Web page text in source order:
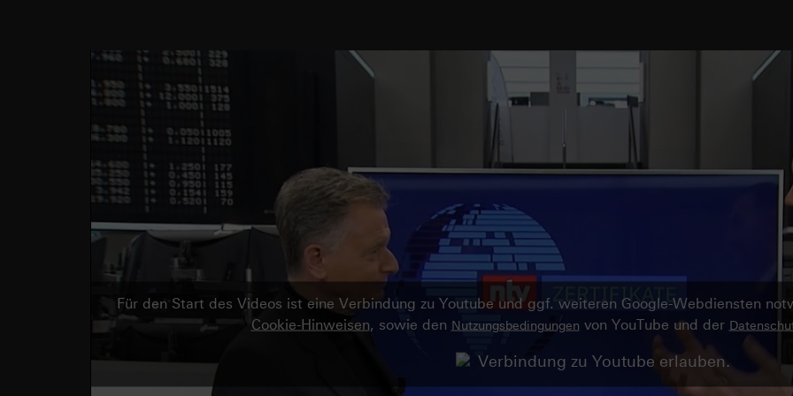
Für den Start des Videos ist eine Verbindung zu Youtube und ggf. weiteren Google-Webdiensten
Cookie-Hinweisen, sowie den Nutzungsbedingungen von YouTube und der
Verbindung zu Youtube erlauben.